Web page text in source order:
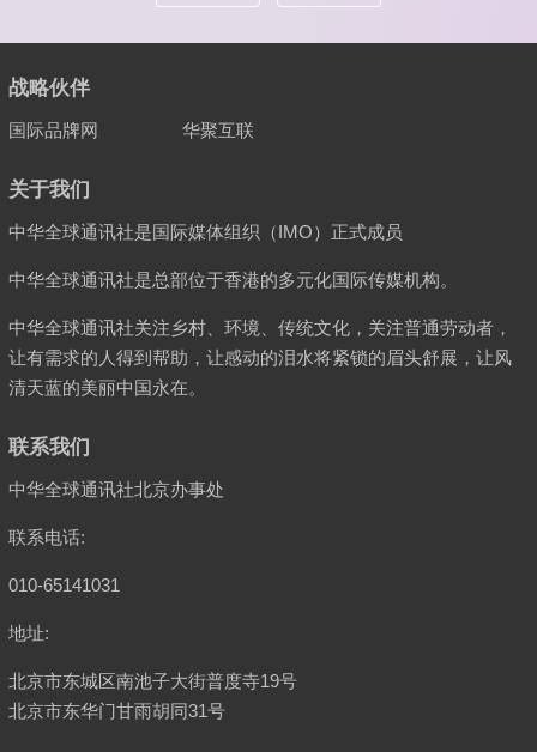
战略伙伴
国际品牌网 华聚互联
关于我们
中华全球通讯社是国际媒体组织（IMO）正式成员
中华全球通讯社是总部位于香港的多元化国际传媒机构。
中华全球通讯社关注乡村、环境、传统文化，关注普通劳动者，
让有需求的人得到帮助，让感动的泪水将紧锁的眉头舒展，让风
清天蓝的美丽中国永在。
联系我们
中华全球通讯社北京办事处
联系电话:
010-65141031
地址:
北京市东城区南池子大街普度寺19号
北京市东华门甘雨胡同31号